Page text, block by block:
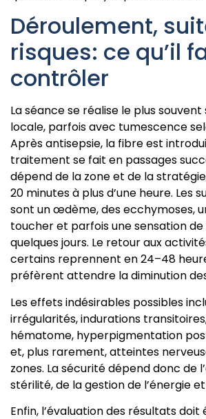
Déroulement,
risques: ce qu’il
contrôler
La séance se réalise le plus
locale, parfois avec tumescence
Après antisepsie, la fibre est
traitement se fait en passages
dépend de la zone et de la
20 minutes à plus d’une heure. Les
sont un œdème, des ecchymoses,
toucher et parfois une sensation
quelques jours. Le retour aux
certains reprennent en 24–48
préfèrent attendre la diminution
Les effets indésirables possibles
irrégularités, indurations
hématome, hyperpigmentation
et, plus rarement, atteintes
zones. La sécurité dépend donc de
stérilité, de la gestion de l’énergie et
Enfin, l’évaluation des résultats